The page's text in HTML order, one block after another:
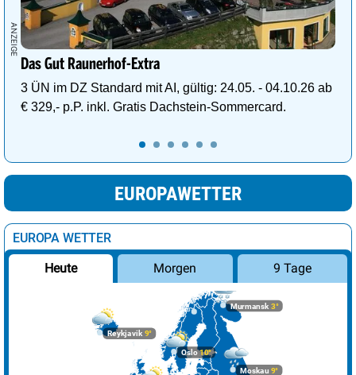
Das Gut Raunerhof-Extra
3 ÜN im DZ Standard mit AI, gültig: 24.05. - 04.10.26 ab
€ 329,- p.P. inkl. Gratis Dachstein-Sommercard.
EUROPAWETTER
EUROPA WETTER
Heute Morgen 9 Tage
Murmansk 3°
Oslo10°
Reykjavik 9°
Moskau 9°